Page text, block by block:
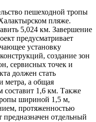
пешеходной тропы
пляже.
5,024 км. Завершение
предусматривает
установку
создание зон
сервисных точек и
должен стать
метра, а общая
составит 1,6 км. Также
шириной 1,5 м,
протяженностью
предназначен отдельный